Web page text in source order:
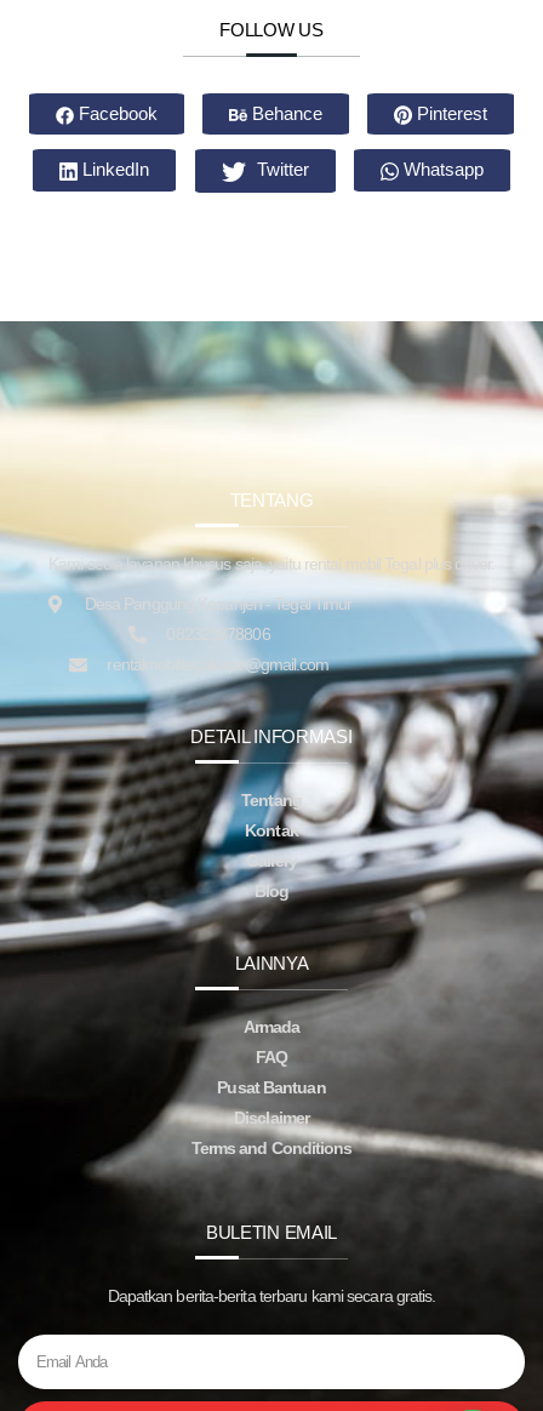
FOLLOW US
Facebook Behance Pinterest
LinkedIn Twitter Whatsapp
TENTANG
Kami sedia layanan khusus saja, yaitu rental mobil Tegal plus driver.
Desa Panggung Kepanjen - Tegal Timur
082323878806
rentalmobiltegalsupir@gmail.com
DETAIL INFORMASI
Tentang
Kontak
Gallery
Blog
LAINNYA
Armada
FAQ
Pusat Bantuan
Disclaimer
Terms and Conditions
BULETIN EMAIL
Dapatkan berita-berita terbaru kami secara gratis.